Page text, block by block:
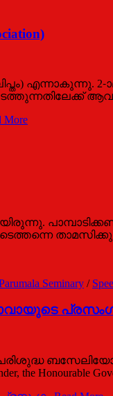
More
Seminary /
Honourable